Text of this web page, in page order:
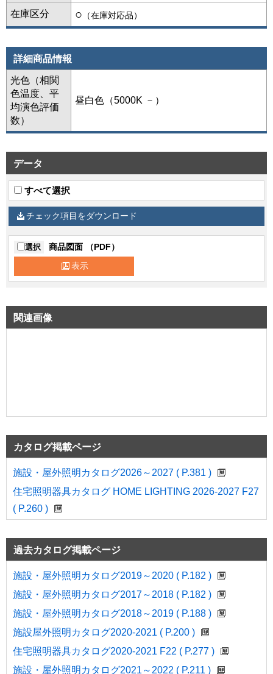
在庫区分 ○ （在庫対応品）
詳細商品情報
光色（相関
色温度、平
均演色評価
数）
昼白色（5000K －）
データ
すべて選択
チェック項目をダウンロード
選択 商品図面 （PDF）
表示
関連画像
カタログ掲載ページ
施設・屋外照明カタログ2026～2027 ( P.381 )
住宅照明器具カタログ HOME LIGHTING 2026-2027 F27
( P.260 )
過去カタログ掲載ページ
施設・屋外照明カタログ2019～2020 ( P.182 )
施設・屋外照明カタログ2017～2018 ( P.182 )
施設・屋外照明カタログ2018～2019 ( P.188 )
施設屋外照明カタログ2020-2021 ( P.200 )
住宅照明器具カタログ2020-2021 F22 ( P.277 )
施設・屋外照明カタログ2021～2022 ( P.211 )